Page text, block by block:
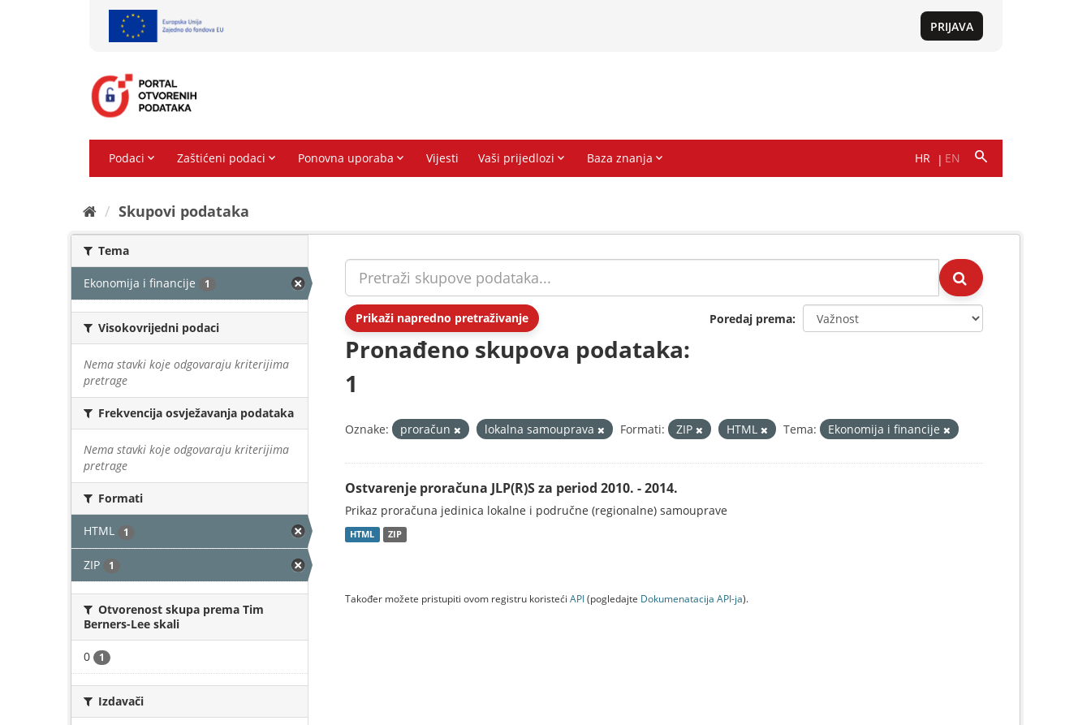
Skupovi podаtаkа
Tema
Ekonomija i financije 1
Visokovrijedni podaci
Nema stavki koje odgovaraju kriterijima
pretrage
Frekvencija osvježavanja podataka
Nema stavki koje odgovaraju kriterijima
pretrage
Formati
HTML 1
ZIP 1
Otvorenost skupa prema Tim
Berners-Lee skali
0 1
Izdavači
Prikaži napredno pretraživanje Poredaj prema
Pronađeno skupova podataka:
1
Oznake: proračun lokalna samouprava Formati: ZIP HTML Tema: Ekonomija i financije
Ostvarenje proračuna JLP(R)S za period 2010. - 2014.
Prikaz proračuna jedinica lokalne i područne (regionalne) samouprave
HTML ZIP
Također možete pristupiti ovom registru koristeći API(pogledajte Dokumenаtаcijа API-jа).